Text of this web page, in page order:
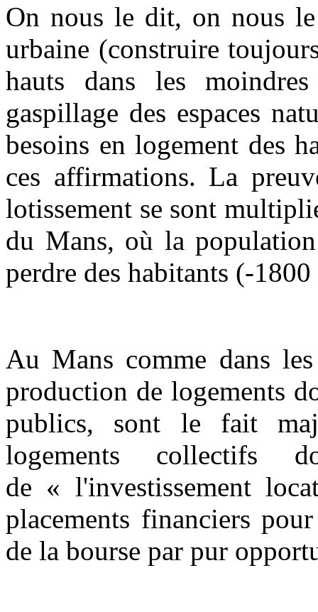
On nous le dit, on nous
urbaine (construire
hauts dans les
gaspillage des espaces
besoins en logement des
ces affirmations. La
lotissement se sont
du Mans, où la
perdre des habitants (-
Au Mans comme dans
production de logements
publics, sont le fait
logements collectifs
de « l'investissement
placements financiers
de la bourse par pur